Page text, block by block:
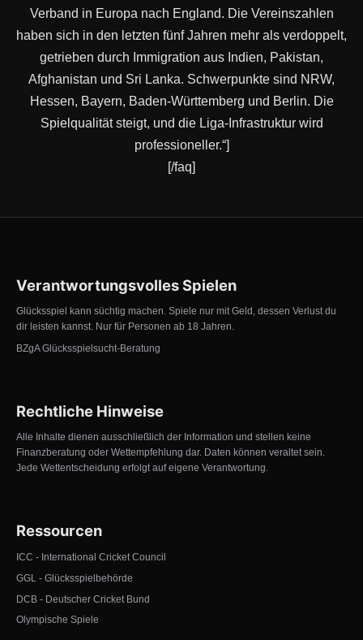
Verband in Europa nach England. Die Vereinszahlen
haben sich in den letzten fünf Jahren mehr als verdoppelt,
getrieben durch Immigration aus Indien, Pakistan,
Afghanistan und Sri Lanka. Schwerpunkte sind NRW,
Hessen, Bayern, Baden-Württemberg und Berlin. Die
Spielqualität steigt, und die Liga-Infrastruktur wird
professioneller.“]
[/faq]
Verantwortungsvolles Spielen
Glücksspiel kann süchtig machen. Spiele nur mit Geld, dessen Verlust du
dir leisten kannst. Nur für Personen ab 18 Jahren.
BZgA Glücksspielsucht-Beratung
Rechtliche Hinweise
Alle Inhalte dienen ausschließlich der Information und stellen keine
Finanzberatung oder Wettempfehlung dar. Daten können veraltet sein.
Jede Wettentscheidung erfolgt auf eigene Verantwortung.
Ressourcen
ICC - International Cricket Council
GGL - Glücksspielbehörde
DCB - Deutscher Cricket Bund
Olympische Spiele